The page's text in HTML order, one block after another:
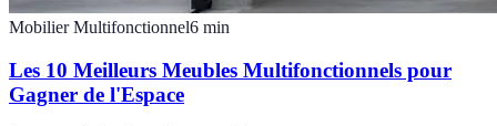
Mobilier Multifonctionnel6 min
Les 10 Meilleurs Meubles Multifonctionnels pour
Gagner de l'Espace